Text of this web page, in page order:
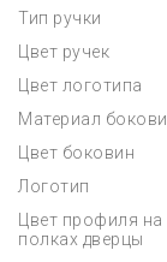
Тип ручки
Цвет ручек
Цвет логотипа
Материал
Цвет боковин
Логотип
Цвет профиля на
полках дверцы